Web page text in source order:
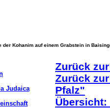
der Kohanim auf einem Grabstein in
Judaica
Zurück
Zurück
Pfalz"